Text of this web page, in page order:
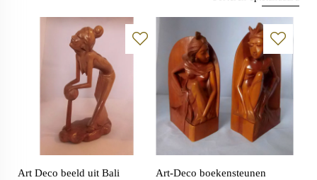
Art Deco beeld uit Bali
Art-Deco boekensteunen